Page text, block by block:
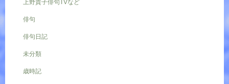
上野貴子俳句TVなど
俳句
俳句日記
未分類
歳時記